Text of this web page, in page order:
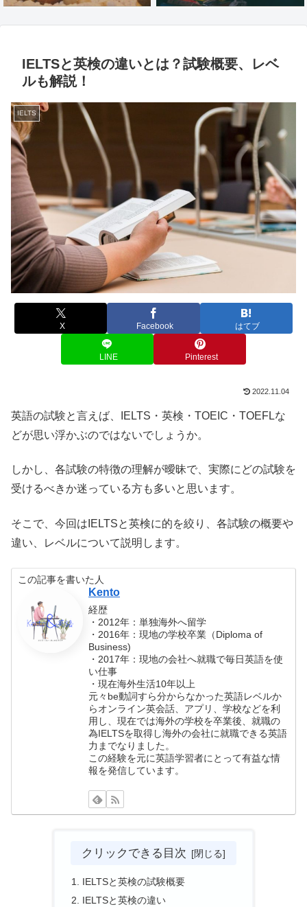
IELTSと英検の違いとは？試験概要、レベ
ルも解説！
IELTS
X Facebook はてブ
LINE Pinterest
2022.11.04
英語の試験と言えば、IELTS・英検・TOEIC・TOEFLな
どが思い浮かぶのではないでしょうか。
しかし、各試験の特徴の理解が曖昧で、実際にどの試験を
受けるべきか迷っている方も多いと思います。
そこで、今回はIELTSと英検に的を絞り、各試験の概要や
違い、レベルについて説明します。
この記事を書いた人
Kento
経歴
・2012年：単独海外へ留学
・2016年：現地の学校卒業（Diploma of
Business)
・2017年：現地の会社へ就職で毎日英語を使
い仕事
・現在海外生活10年以上
元々be動詞すら分からなかった英語レベルか
らオンライン英会話、アプリ、学校などを利
用し、現在では海外の学校を卒業後、就職の
為IELTSを取得し海外の会社に就職できる英語
力までなりました。
この経験を元に英語学習者にとって有益な情
報を発信しています。
クリックできる目次
IELTSと英検の試験概要
IELTSと英検の違い